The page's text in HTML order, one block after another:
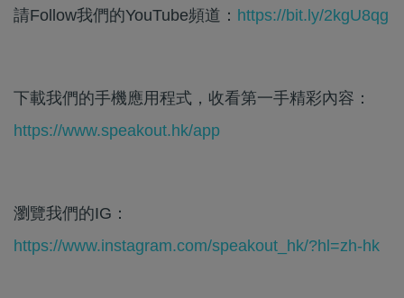
請Follow我們的YouTube頻道： https://bit.ly/2kgU8qg
下載我們的手機應用程式，收看第一手精彩內容：
https://www.speakout.hk/app
瀏覽我們的IG：
https://www.instagram.com/speakout_hk/?hl=zh-hk